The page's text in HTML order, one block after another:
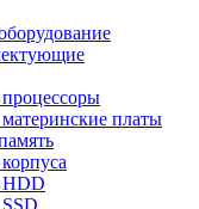
платы
HDD